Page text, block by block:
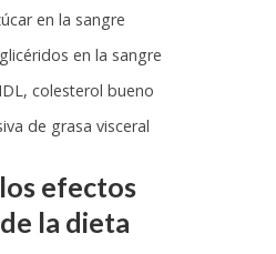
en la sangre
en la sangre
colesterol bueno
de grasa visceral
efectos
la dieta